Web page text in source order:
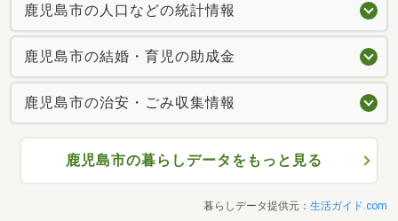
鹿児島市の人口などの統計情報
鹿児島市の結婚・育児の助成金
鹿児島市の治安・ごみ収集情報
鹿児島市の暮らしデータをもっと見る
暮らしデータ提供元： 生活ガイド.com